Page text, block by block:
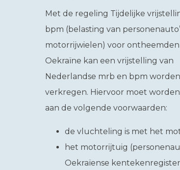
Met de regeling Tijdelijke
bpm (belasting van
motorrijwielen) voor
Oekraïne kan een vrijstelling van
Nederlandse mrb en bpm worden
verkregen. Hiervoor moet
aan de volgende voorwaarden:
de vluchteling is met het
het motorrijtuig
Oekraïense